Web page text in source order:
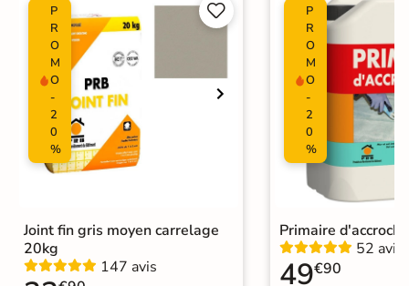
Nombres de
tampons
Résistant au Gel
Variation de la
couleur
Plancher
Chauffant
Oui
P
R
O
M
O
-
2
0
%


Joint fin gris moyen carrelage
20kg
147 avis
P
R
O
M
O
-
2
0
%
Primaire
52 avis
49€90